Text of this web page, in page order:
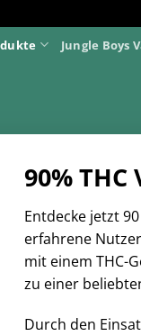
Jungle Boys
90%
Entdecke jetzt
erfahrene
mit einem THC-
zu einer
Durch den